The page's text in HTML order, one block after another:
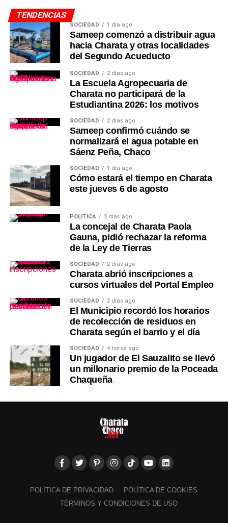
TENDENCIAS
SOCIEDAD 1 día ago
Sameep comenzó a distribuir agua
hacia Charata y otras localidades
del Segundo Acueducto
SOCIEDAD 2 días ago
La Escuela Agropecuaria de
Charata no participará de la
Estudiantina 2026: los motivos
SOCIEDAD 2 días ago
Sameep confirmó cuándo se
normalizará el agua potable en
Sáenz Peña, Chaco
SOCIEDAD 1 día ago
Cómo estará el tiempo en Charata
este jueves 6 de agosto
POLÍTICA 2 días ago
La concejal de Charata Paola
Gauna, pidió rechazar la reforma
de la Ley de Tierras
SOCIEDAD 2 días ago
Charata abrió inscripciones a
cursos virtuales del Portal Empleo
SOCIEDAD 2 días ago
El Municipio recordó los horarios
de recolección de residuos en
Charata según el barrio y el día
SOCIEDAD 4 horas ago
Un jugador de El Sauzalito se llevó
un millonario premio de la Poceada
Chaqueña
POLÍTICA DE PRIVACIDAD
POLÍTICA DE COOKIES
TÉRMINOS Y CONDICIONES DE USO